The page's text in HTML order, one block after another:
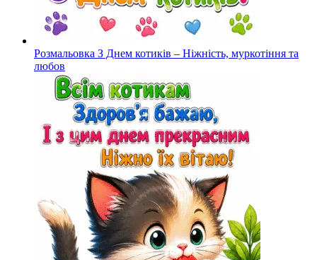
Розмальовка З Днем котиків – Ніжність, муркотіння та
любов